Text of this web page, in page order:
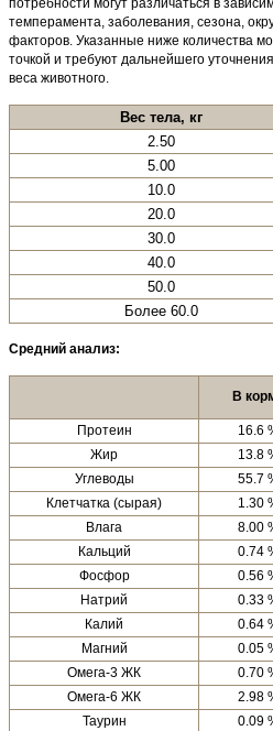
потребности могут различаться в
темперамента, заболевания, сезона,
факторов. Указанные ниже количества
точкой и требуют дальнейшего
веса животного.
Вес тела, кг
2.50
5.00
10.0
20.0
30.0
40.0
50.0
Более 60.0
Средний анализ:
В
Протеин
16.6
Жир
13.8
Углеводы
55.7
Клетчатка (сырая)
1.30
Влага
8.00
Кальций
0.74
Фосфор
0.56
Натрий
0.33
Калий
0.64
Магний
0.05
Омега-3 ЖК
0.70
Омега-6 ЖК
2.98
Таурин
0.09